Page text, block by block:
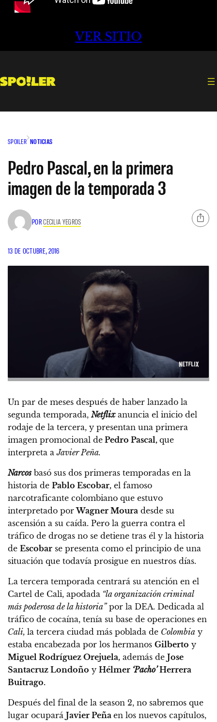
VER SITIO
SPOILER NOTICIAS
Pedro Pascal, en la primera
imagen de la temporada 3
PORCECILIA YEGROS
13 DE OCTUBRE, 2016
Un par de meses después de haber lanzado la
segunda temporada, Netflixanuncia el inicio del
rodaje de la tercera, y presentan una primera
imagen promocional de Pedro Pascal, que
interpreta aJavier Peña.
Narcosbasó sus dos primeras temporadas en la
historia de Pablo Escobar, el famoso
narcotraficante colombiano que estuvo
interpretado porWagner Moura desde su
ascensión a su caída. Pero la guerra contra el
tráfico de drogas no se detiene tras él y la historia
de Escobar se presenta como el principio de una
situación que todavía prosigue en nuestros días.
La tercera temporada centrará su atención en el
Cartel de Cali, apodada “la organización criminal
más poderosa de la historia”por la DEA. Dedicada al
tráfico de cocaína, tenía su base de operaciones en
Cali, la tercera ciudad más poblada de Colombia y
estaba encabezada por los hermanos Gilberto y
Miguel Rodríguez Orejuela, además de Jose
Santacruz Londoño y Hélmer ‘Pacho’Herrera
Buitrago.
Después del final de la season 2, no sabremos que
lugar ocupará Javier Peña en los nuevos capítulos,